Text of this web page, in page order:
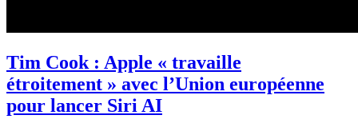
Tim Cook : Apple « travaille
étroitement » avec l’Union européenne
pour lancer Siri AI